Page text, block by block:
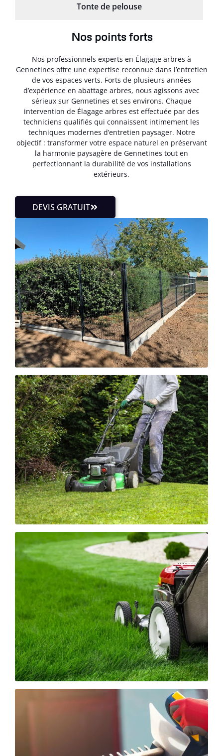
Tonte de pelouse
Nos points forts
Nos professionnels experts en Élagage arbres à
Gennetines offre une expertise reconnue dans l’entretien
de vos espaces verts. Forts de plusieurs années
d’expérience en abattage arbres, nous agissons avec
sérieux sur Gennetines et ses environs. Chaque
intervention de Élagage arbres est effectuée par des
techniciens qualifiés qui connaissent intimement les
techniques modernes d’entretien paysager. Notre
objectif : transformer votre espace naturel en préservant
la harmonie paysagère de Gennetines tout en
perfectionnant la durabilité de vos installations
extérieurs.
DEVIS GRATUIT